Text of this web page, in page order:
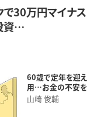
で30万円マイナ
資…
60歳で定年を迎
用…お金の不安
山崎 俊輔